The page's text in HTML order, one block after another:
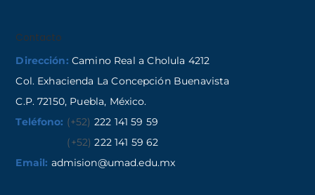
Contacto
Dirección: Camino Real a Cholula 4212
Col. Exhacienda La Concepción Buenavista
C.P. 72150, Puebla, México.
Teléfono: (+52) 222 141 59 59
(+52) 222 141 59 62
Email: admision@umad.edu.mx